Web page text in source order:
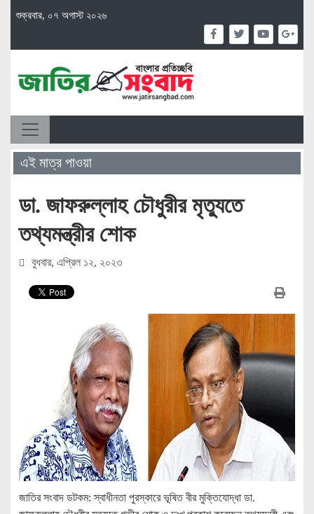
শুক্রবার, ০৭ অগাস্ট ২০২৬
এই মাত্র পাওয়া
ডা. জাফরুল্লাহ চৌধুরীর মৃত্যুতে
তথ্যমন্ত্রীর শোক
বুধবার, এপ্রিল ১২, ২০২৩
জাতির সংবাদ ডটকম: স্বাধীনতা পুরস্কারে ভূষিত বীর মুক্তিযোদ্ধা ডা.